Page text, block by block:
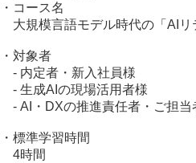
・コース名
大規模言語モデル時代の「AIリ
・対象者
- 内定者・新入社員様
- 生成AIの現場活用者様
- AI・DXの推進責任者・ご担当
・標準学習時間
4時間